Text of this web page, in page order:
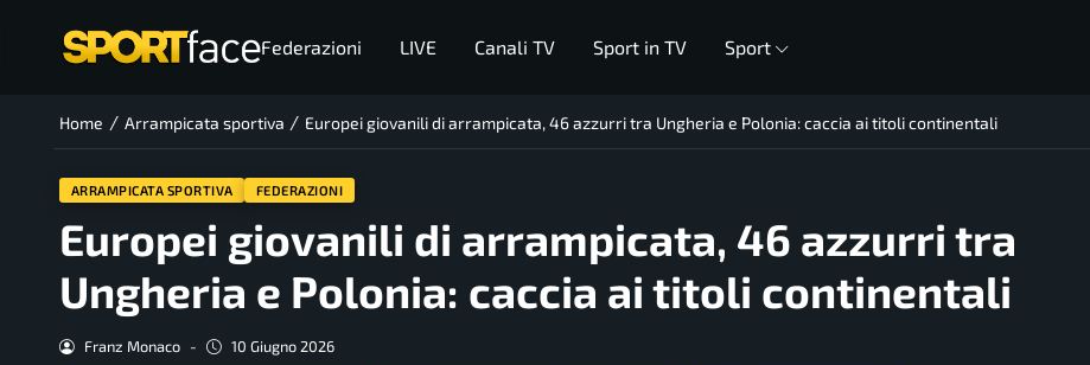
Federazioni LIVE Canali TV Sport in TV Sport
Home / Arrampicata sportiva / Europei giovanili di arrampicata, 46 azzurri tra Ungheria e Polonia: caccia ai titoli continentali
ARRAMPICATA SPORTIVA FEDERAZIONI
Europei giovanili di arrampicata, 46 azzurri tra
Ungheria e Polonia: caccia ai titoli continentali
Franz Monaco - 10 Giugno 2026